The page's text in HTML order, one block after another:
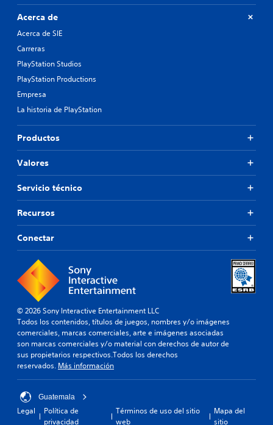
Acerca de
Acerca de SIE
Carreras
PlayStation Studios
PlayStation Productions
Empresa
La historia de PlayStation
Productos
Valores
Servicio técnico
Recursos
Conectar
© 2026 Sony Interactive Entertainment LLC
Todos los contenidos, títulos de juegos, nombres y/o imágenes
comerciales, marcas comerciales, arte e imágenes asociadas
son marcas comerciales y/o material con derechos de autor de
sus propietarios respectivos.Todos los derechos
reservados. Más información
Guatemala
Legal
Política de
privacidad
Términos de uso del sitio
web
Mapa del
sitio